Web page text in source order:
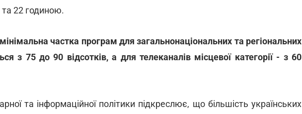
22 годиною.
частка програм для загальнонаціональних та регіональних
з 75 до 90 відсотків, а для телеканалів місцевої категорії - з 60
та інформаційної політики підкреслює, що більшість українських